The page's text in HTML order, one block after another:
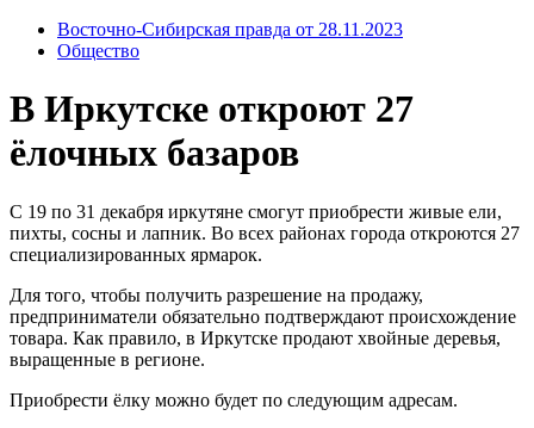
Восточно-Сибирская правда от 28.11.2023
Общество
В Иркутске откроют 27
ёлочных базаров
С 19 по 31 декабря иркутяне смогут приобрести живые ели,
пихты, сосны и лапник. Во всех районах города откроются 27
специализированных ярмарок.​
Для того, чтобы получить разрешение на продажу,
предприниматели обязательно подтверждают происхождение
товара. Как правило, в Иркутске продают хвойные деревья,
выращенные в регионе.
Приобрести ёлку можно будет по следующим адресам.